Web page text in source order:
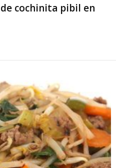
cochinita pibil en